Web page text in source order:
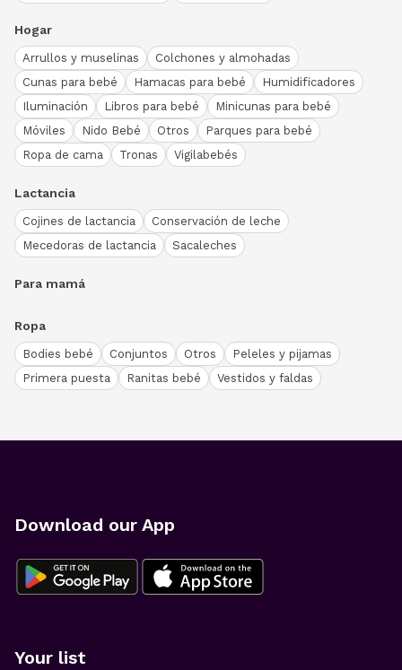
Hogar
Arrullos y muselinas
Colchones y almohadas
Cunas para bebé
Hamacas para bebé
Humidificadores
Iluminación
Libros para bebé
Minicunas para bebé
Móviles
Nido Bebé Otros
Parques para bebé
Ropa de cama
Tronas Vigilabebés
Lactancia
Cojines de lactancia
Conservación de leche
Mecedoras de lactancia
Sacaleches
Para mamá
Ropa
Bodies bebé Conjuntos Otros
Peleles y pijamas
Primera puesta
Ranitas bebé Vestidos y faldas
Download our App
Your list